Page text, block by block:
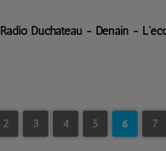
Radio Duchateau - Denain -
2 3 4 5 6 7